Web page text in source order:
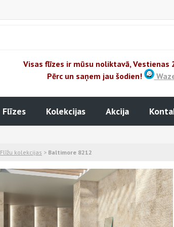
Visas flīzes ir mūsu noliktavā, Vestienas
Pērc un saņem jau šodien!
Flīzes Kolekcijas Akcija
Flīžu kolekcijas > Baltimore 8212